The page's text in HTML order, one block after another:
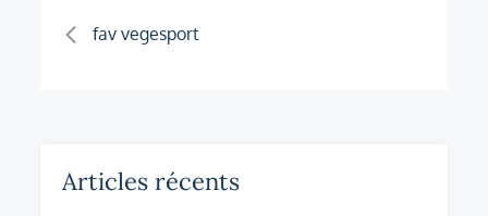
Navigation
fav vegesport
Articles récents